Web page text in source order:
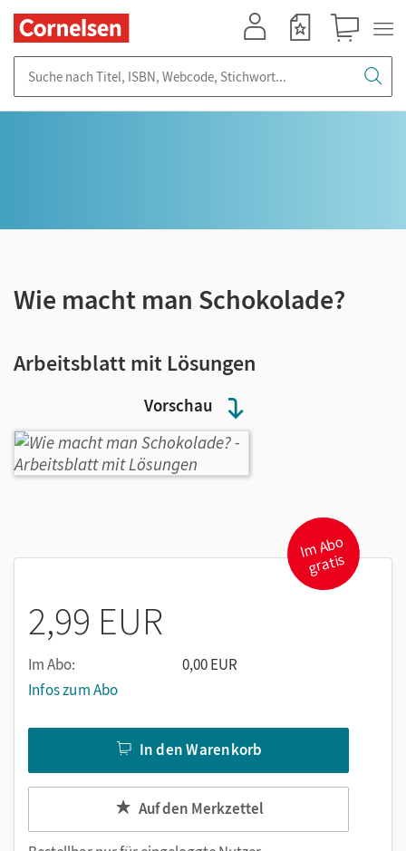
Vorschau
Wie macht man Schokolade?
Arbeitsblatt mit Lösungen
I
m
A
b
o
gr
atis
2,99 EUR
Im Abo:
0,00 EUR
Infos zum Abo
In den Warenkorb
Auf den Merkzettel